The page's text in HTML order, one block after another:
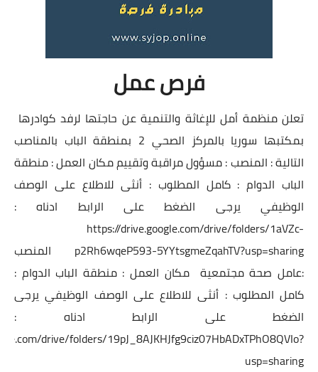
فرص عمل
تعلن منظمة أمل للإغاثة والتنمية عن حاجتها لرفد كوادرها
بمكتبها سوريا بالمركز الصحي 2 بمنطقة الباب بالمناصب
التالية : المنصب : مسؤول مراقبة وتقييم مكان العمل : منطقة
الباب الدوام : كامل المطلوب : أنثى للاطلاع على الوصف
الوظيفي يرجى الضغط على الرابط ادناه :
https://drive.google.com/drive/folders/1aVZc-
p2Rh6wqeP593-5YYtsgmeZqahTV?usp=sharing المنصب
:عامل صحة مجتمعية مكان العمل : منطقة الباب الدوام :
كامل المطلوب : أنثى للاطلاع على الوصف الوظيفي يرجى
الضغط على الرابط ادناه :
drive/folders/19pJ_8AJKHJfg9ciz07HbADxTPhO8QVIo?
usp=sharing